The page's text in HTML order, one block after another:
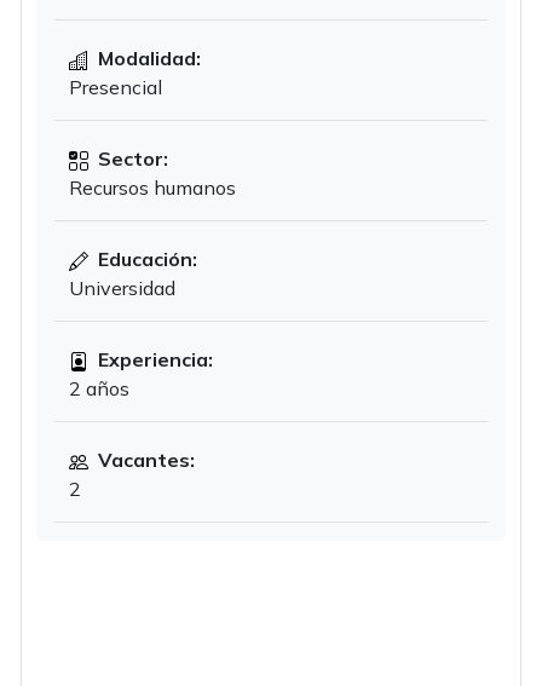
Modalidad:
Presencial
Sector:
Recursos humanos
Educación:
Universidad
Experiencia:
2 años
Vacantes:
2